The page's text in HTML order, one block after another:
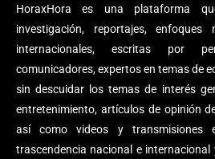
HoraxHora es una plataforma
investigación, reportajes, enfoques
internacionales, escritas por
comunicadores, expertos en temas de
sin descuidar los temas de interés
entretenimiento, artículos de opinión
así como videos y transmisiones
trascendencia nacional e